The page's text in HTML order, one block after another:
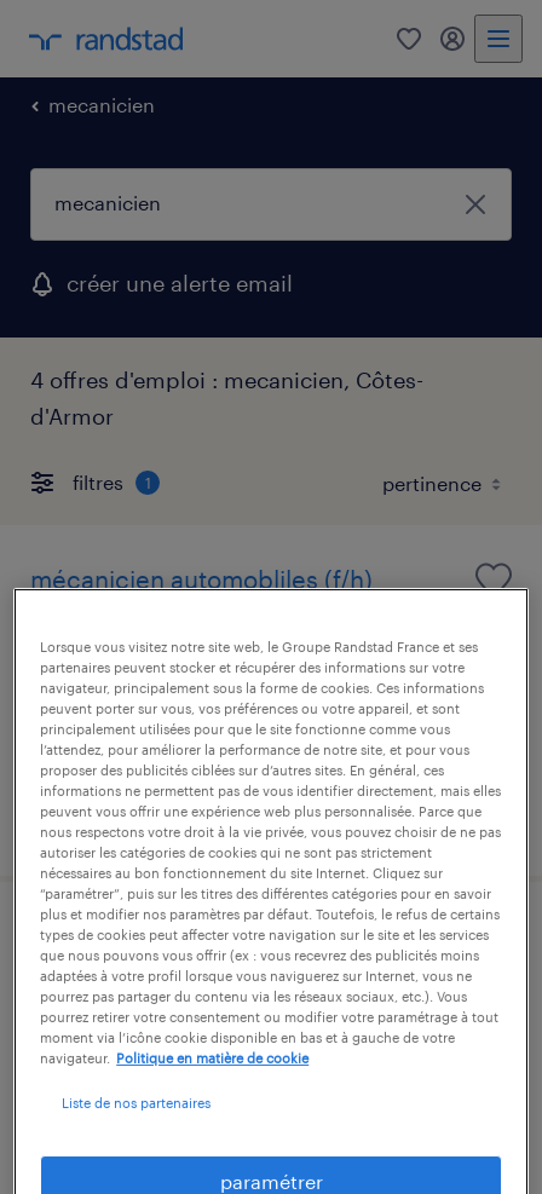
0 mon
mecanicien
créer une alerte email
4 offres d'emploi : mecanicien, Côtes-
d'Armor
filtres 1
mécanicien automobliles (f/h)
pléneuf-val-andré, côtes-d'armor
cdi
31 000 € par année
publié le 23 juillet 2026
mécanicien auto (f/h)
langueux, côtes-d'armor
cdi
23 100 € par année
publié le 5 août 2026
Lorsque vous visitez notre site web, le Groupe Randstad France et ses
partenaires peuvent stocker et récupérer des informations sur votre
navigateur, principalement sous la forme de cookies. Ces informations
peuvent porter sur vous, vos préférences ou votre appareil, et sont
principalement utilisées pour que le site fonctionne comme vous
l’attendez, pour améliorer la performance de notre site, et pour vous
proposer des publicités ciblées sur d’autres sites. En général, ces
informations ne permettent pas de vous identifier directement, mais elles
peuvent vous offrir une expérience web plus personnalisée. Parce que
nous respectons votre droit à la vie privée, vous pouvez choisir de ne pas
autoriser les catégories de cookies qui ne sont pas strictement
nécessaires au bon fonctionnement du site Internet. Cliquez sur
“paramétrer”, puis sur les titres des différentes catégories pour en savoir
plus et modifier nos paramètres par défaut. Toutefois, le refus de certains
types de cookies peut affecter votre navigation sur le site et les services
que nous pouvons vous offrir (ex : vous recevrez des publicités moins
adaptées à votre profil lorsque vous naviguerez sur Internet, vous ne
pourrez pas partager du contenu via les réseaux sociaux, etc.). Vous
pourrez retirer votre consentement ou modifier votre paramétrage à tout
moment via l’icône cookie disponible en bas et à gauche de votre
navigateur.
Politique en matière de cookie
Liste de nos partenaires
paramétrer